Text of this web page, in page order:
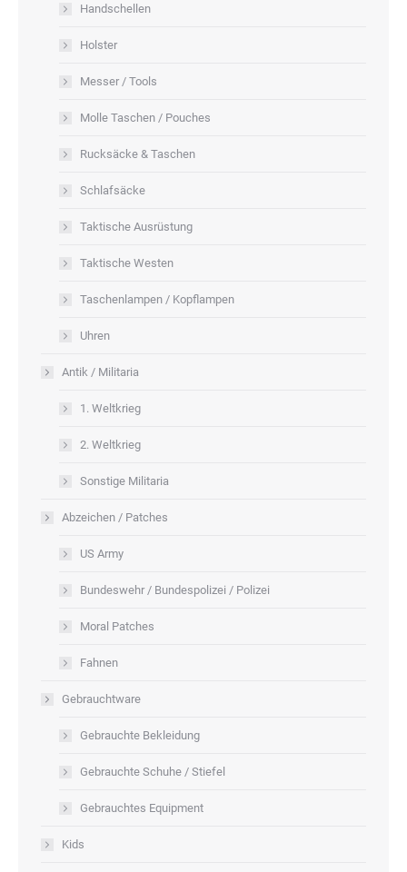
Handschellen
Holster
Messer / Tools
Molle Taschen / Pouches
Rucksäcke & Taschen
Schlafsäcke
Taktische Ausrüstung
Taktische Westen
Taschenlampen / Kopflampen
Uhren
Antik / Militaria
1. Weltkrieg
2. Weltkrieg
Sonstige Militaria
Abzeichen / Patches
US Army
Bundeswehr / Bundespolizei / Polizei
Moral Patches
Fahnen
Gebrauchtware
Gebrauchte Bekleidung
Gebrauchte Schuhe / Stiefel
Gebrauchtes Equipment
Kids